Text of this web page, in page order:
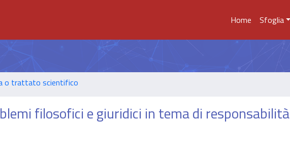
Home Sfoglia
o trattato scientifico
filosofici e giuridici in tema di responsabilità